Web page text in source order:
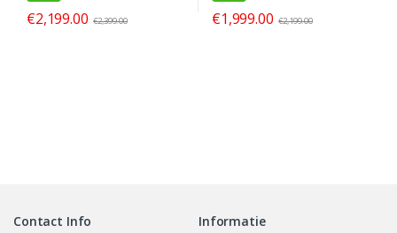
€2,199.00 €2,399.00 €1,999.00 €2,199.00
Contact Info
Informatie